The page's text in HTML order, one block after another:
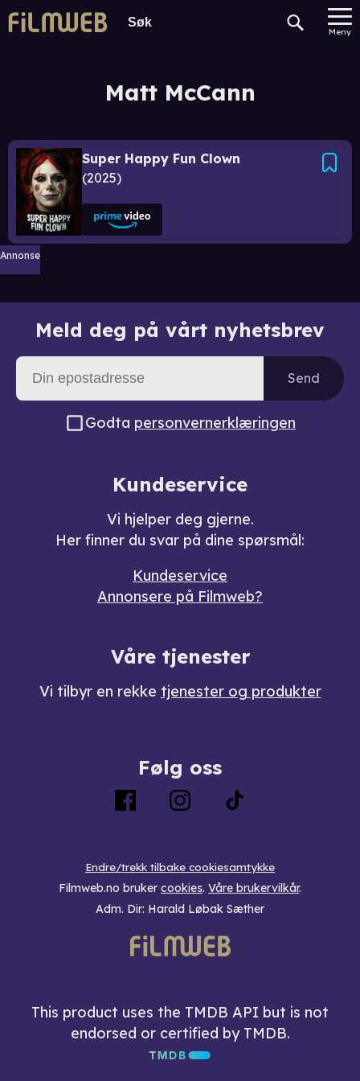
Meny
Matt McCann
Super Happy Fun Clown
2025
Annonse
Meld deg på vårt nyhetsbrev
Send
Godta personvernerklæringen
Kundeservice
Vi hjelper deg gjerne.
Her finner du svar på dine spørsmål:
Kundeservice
Annonsere på Filmweb?
Våre tjenester
Vi tilbyr en rekke tjenester og produkter
Følg oss
Endre/trekk tilbake cookiesamtykke
Filmweb.no bruker cookies. Våre brukervilkår.
Adm. Dir: Harald Løbak Sæther
This product uses the TMDB API but is not
endorsed or certified by TMDB.